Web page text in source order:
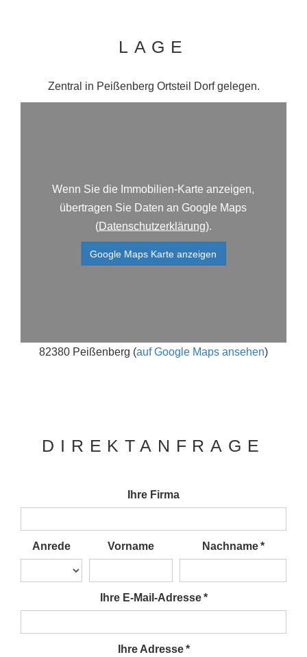
LAGE
Zentral in Peißenberg Ortsteil Dorf gelegen.
Wenn Sie die Immobilien-Karte anzeigen,
übertragen Sie Daten an Google Maps
(Datenschutzerklärung).
Google Maps Karte anzeigen
82380 Peißenberg (auf Google Maps ansehen)
DIREKTANFRAGE
Ihre Firma
Anrede Vorname Nachname *
Ihre E-Mail-Adresse *
Ihre Adresse *